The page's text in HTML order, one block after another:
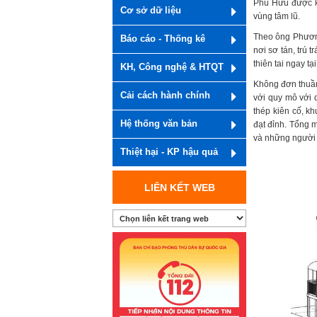
Cơ sở dữ liệu
Báo cáo - Thống kê
KH, Công nghệ & HTQT
Cải cách hành chính
Hệ thống văn bản
Thiệt hại - KP hậu quả
LIÊN KẾT WEB
Phú Hữu được
vùng tâm lũ.
Theo ông
nơi sơ tán, trú
thiên tai ngay
Không đơn
với quy mô với
thép kiên cố,
đạt đỉnh. Tổng
và những người